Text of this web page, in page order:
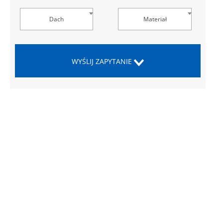
Dach Materiał
WYŚLIJ ZAPYTANIE